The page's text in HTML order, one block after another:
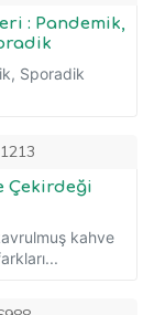
: Pandemik,
Sporadik
Çekirdeği
kahve